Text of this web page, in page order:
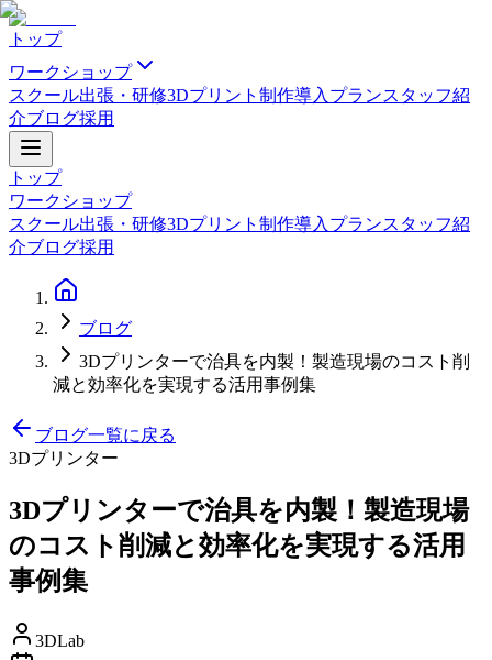
トップ
ワークショップ
スクール出張・研修3Dプリント制作導入プランスタッフ紹
介ブログ採用
トップ
ワークショップ
スクール出張・研修3Dプリント制作導入プランスタッフ紹
介ブログ採用
ブログ
3Dプリンターで治具を内製！製造現場のコスト削
減と効率化を実現する活用事例集
ブログ一覧に戻る
3Dプリンター
3Dプリンターで治具を内製！製造現場
のコスト削減と効率化を実現する活用
事例集
3DLab